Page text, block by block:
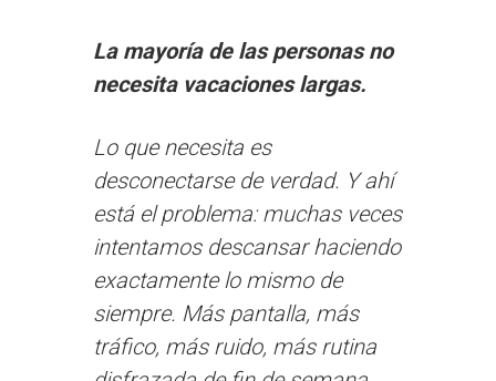
La mayoría de las personas no
necesita vacaciones largas.
Lo que necesita es
desconectarse de verdad. Y ahí
está el problema: muchas veces
intentamos descansar haciendo
exactamente lo mismo de
siempre. Más pantalla, más
tráfico, más ruido, más rutina